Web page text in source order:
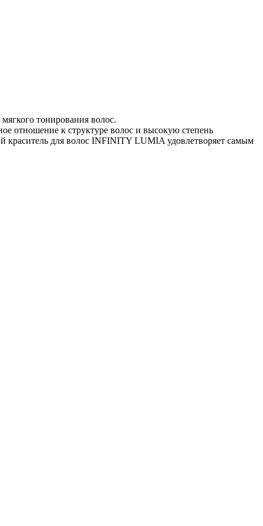
тонирования волос.
отношение к структуре волос и высокую степень
краситель для волос INFINITY LUMIA удовлетворяет самым